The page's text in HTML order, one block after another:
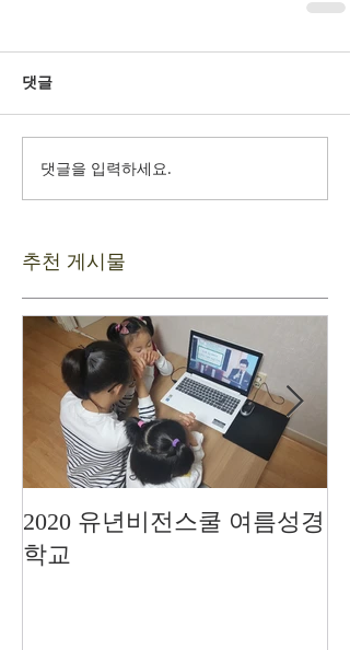
댓글
댓글을 입력하세요.
추천 게시물
2020 유년비전스쿨 여름성경
학교